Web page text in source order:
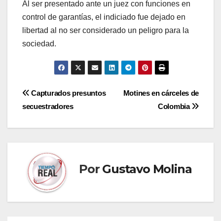
Al ser presentado ante un juez con funciones en
control de garantías, el indiciado fue dejado en
libertad al no ser considerado un peligro para la
sociedad.
Navegación
Motines en cárceles de
Colombia
Capturados presuntos
secuestradores
Por Gustavo Molina